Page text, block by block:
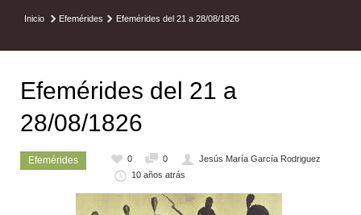
Inicio Efemérides Efemérides del 21 a 28/08/1826
Efemérides del 21 a
28/08/1826
Efemérides 0 0
Jesús María García Rodriguez
10 años atrás